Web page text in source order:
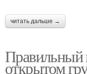
читать дальше →
Правильный
открытом